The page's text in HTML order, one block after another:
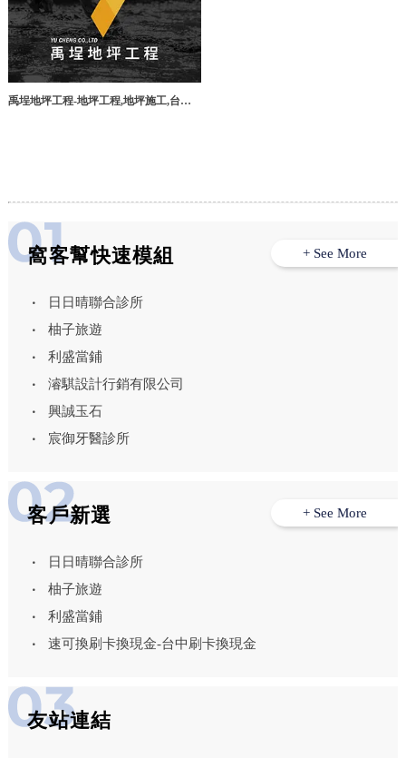
禹埕地坪工程-地坪工程,地坪施工,台中
窩客幫快速模組
日日晴聯合診所
柚子旅遊
利盛當鋪
濬騏設計行銷有限公司
興誠玉石
宸御牙醫診所
+ See More
客戶新選
日日晴聯合診所
柚子旅遊
利盛當鋪
速可換刷卡換現金-台中刷卡換現金
+ See More
友站連結